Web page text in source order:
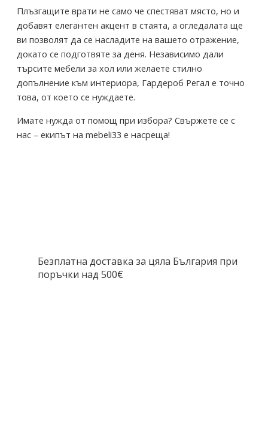
Плъзгащите врати не само че спестяват място, но и
добавят елегантен акцент в стаята, а огледалата ще
ви позволят да се насладите на вашето отражение,
докато се подготвяте за деня. Независимо дали
търсите мебели за хол или желаете стилно
допълнение към интериора, Гардероб Регал е точно
това, от което се нуждаете.
Имате нужда от помощ при избора? Свържете се с
нас – екипът на mebeli33 е насреща!
Безплатна доставка за цяла България при
поръчки над 500€